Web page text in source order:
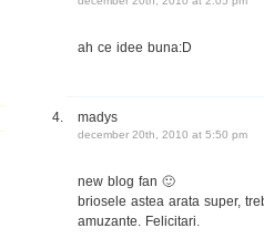
ah ce idee buna:D
madys
december 20th, 2010 at 5:50 pm
new blog fan 🙂
briosele astea arata super,
amuzante. Felicitari.